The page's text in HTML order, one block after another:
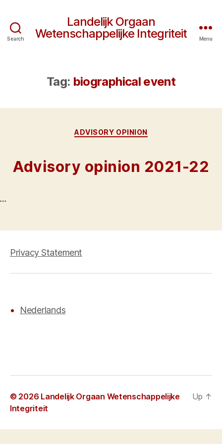
Search
Landelijk Orgaan
Wetenschappelijke Integriteit
Menu
Tag: biographical event
Categories
ADVISORY OPINION
Advisory opinion 2021-22
…
Privacy Statement
Nederlands
© 2026 Landelijk Orgaan Wetenschappelijke
Integriteit
Up ↑